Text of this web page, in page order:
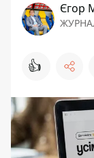
Єгор
👍